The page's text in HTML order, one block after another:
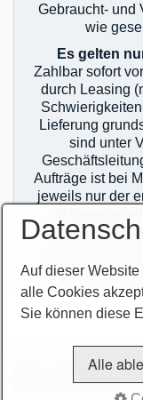
Gebraucht- und
wie
Es gelten
Zahlbar sofort
durch Leasing
Lieferung
sind unter
Aufträge ist bei
jeweils nur der
unsere
Netz oder auf
Bitte beachten!
Datenschutzerklärung
Auf dieser
alle Cookies
Sie können diese
Alle